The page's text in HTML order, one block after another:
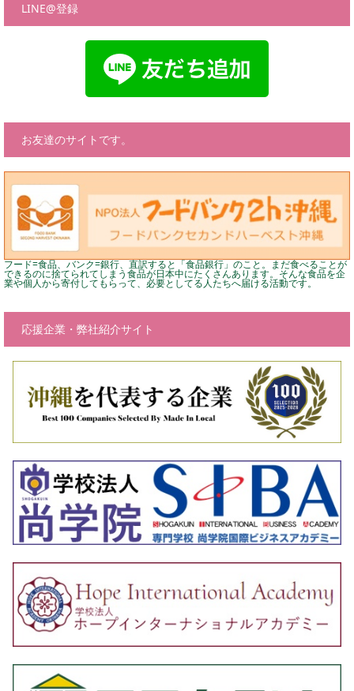
LINE@登録
お友達のサイトです。
フード=食品、バンク=銀行、直訳すると「食品銀行」のこと。まだ食べることが
できるのに捨てられてしまう食品が日本中にたくさんあります。そんな食品を企
業や個人から寄付してもらって、必要としてる人たちへ届ける活動です。
応援企業・弊社紹介サイト